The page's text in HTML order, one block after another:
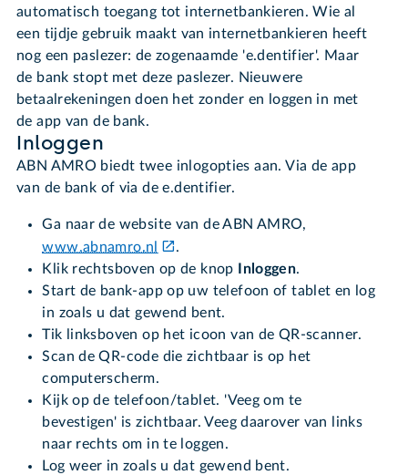
automatisch toegang tot internetbankieren. Wie al
een tijdje gebruik maakt van internetbankieren heeft
nog een paslezer: de zogenaamde 'e.dentifier'. Maar
de bank stopt met deze paslezer. Nieuwere
betaalrekeningen doen het zonder en loggen in met
de app van de bank.
Inloggen
ABN AMRO biedt twee inlogopties aan. Via de app
van de bank of via de e.dentifier.
Ga naar de website van de ABN AMRO,
www.abnamro.nl
.
Klik rechtsboven op de knop
Inloggen.
Start de bank-app op uw telefoon of tablet en log
in zoals u dat gewend bent.
Tik linksboven op het icoon van de QR-scanner.
Scan de QR-code die zichtbaar is op het
computerscherm.
Kijk op de telefoon/tablet. 'Veeg om te
bevestigen' is zichtbaar. Veeg daarover van links
naar rechts om in te loggen.
Log weer in zoals u dat gewend bent.